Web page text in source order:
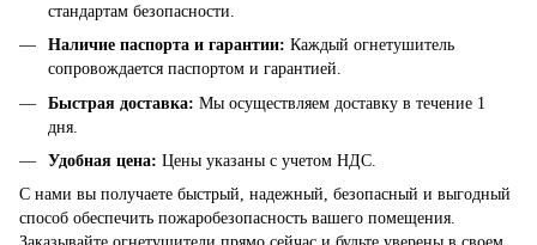
стандартам безопасности.
Наличие паспорта и гарантии: Каждый огнетушитель
сопровождается паспортом и гарантией.
Быстрая доставка: Мы осуществляем доставку в течение 1
дня.
Удобная цена: Цены указаны с учетом НДС.
С нами вы получаете быстрый, надежный, безопасный и выгодный
способ обеспечить пожаробезопасность вашего помещения.